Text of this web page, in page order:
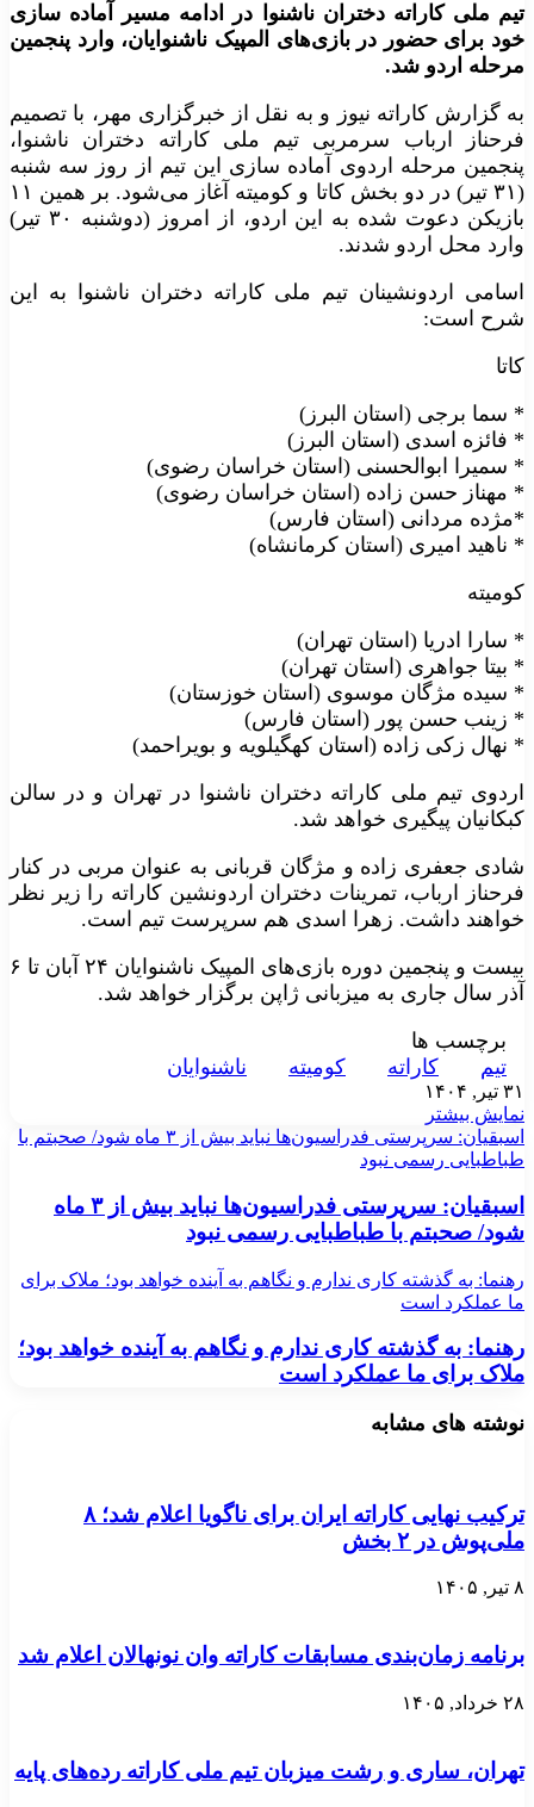
تیم ملی کاراته دختران ناشنوا در ادامه مسیر آماده سازی
خود برای حضور در بازی‌های المپیک ناشنوایان، وارد پنجمین
مرحله اردو شد.
به گزارش کاراته نیوز و به نقل از خبرگزاری مهر، با تصمیم
فرحناز ارباب سرمربی تیم ملی کاراته دختران ناشنوا،
پنجمین مرحله اردوی آماده سازی این تیم از روز سه شنبه
(۳۱ تیر) در دو بخش کاتا و کومیته آغاز می‌شود. بر همین ۱۱
بازیکن دعوت شده به این اردو، از امروز (دوشنبه ۳۰ تیر)
وارد محل اردو شدند.
اسامی اردونشینان تیم ملی کاراته دختران ناشنوا به این
شرح است:
کاتا
* سما برجی (استان البرز)
* فائزه اسدی (استان البرز)
* سمیرا ابوالحسنی (استان خراسان رضوی)
* مهناز حسن زاده (استان خراسان رضوی)
*مژده مردانی (استان فارس)
* ناهید امیری (استان کرمانشاه)
کومیته
* سارا ادریا (استان تهران)
* بیتا جواهری (استان تهران)
* سیده مژگان موسوی (استان خوزستان)
* زینب حسن پور (استان فارس)
* نهال زکی زاده (استان کهگیلویه و بویراحمد)
اردوی تیم ملی کاراته دختران ناشنوا در تهران و در سالن
کبکانیان پیگیری خواهد شد.
شادی جعفری زاده و مژگان قربانی به عنوان مربی در کنار
فرحناز ارباب، تمرینات دختران اردونشین کاراته را زیر نظر
خواهند داشت. زهرا اسدی هم سرپرست تیم است.
بیست و پنجمین دوره بازی‌های المپیک ناشنوایان ۲۴ آبان تا ۶
آذر سال جاری به میزبانی ژاپن برگزار خواهد شد.
برچسب ها
تیم
کاراته کومیته ناشنوایان
۳۱ تیر, ۱۴۰۴
نمایش بیشتر
اسبقیان: سرپرستی فدراسیون‌ها نباید بیش از ۳ ماه شود/ صحبتم با
طباطبایی رسمی نبود
اسبقیان: سرپرستی فدراسیون‌ها نباید بیش از ۳ ماه
شود/ صحبتم با طباطبایی رسمی نبود
رهنما: به گذشته کاری ندارم و نگاهم به آینده خواهد بود؛ ملاک برای
ما عملکرد است
رهنما: به گذشته کاری ندارم و نگاهم به آینده خواهد بود؛
ملاک برای ما عملکرد است
نوشته های مشابه
ترکیب نهایی کاراته ایران برای ناگویا اعلام شد؛ ۸
ملی‌پوش در ۲ بخش
۸ تیر, ۱۴۰۵
برنامه زمان‌بندی مسابقات کاراته وان نونهالان اعلام شد
۲۸ خرداد, ۱۴۰۵
تهران، ساری و رشت میزبان تیم ملی کاراته رده‌های پایه